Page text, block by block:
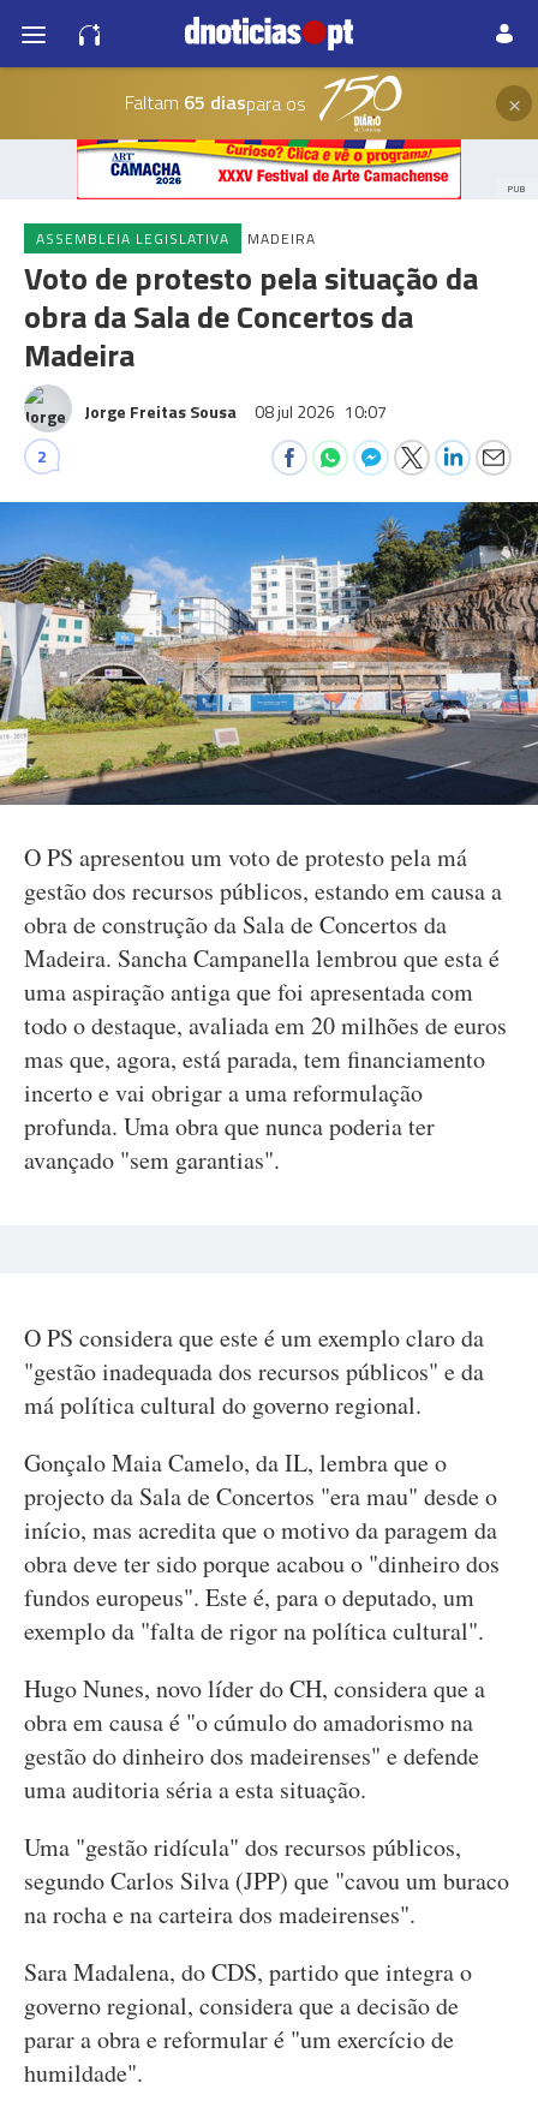
Faltam 65 diaspara os ×
PUB
ASSEMBLEIA LEGISLATIVA MADEIRA
Voto de protesto pela situação da
obra da Sala de Concertos da
Madeira
Jorge Freitas Sousa 08 jul 2026 10:07
2
O PS apresentou um voto de protesto pela má
gestão dos recursos públicos, estando em causa a
obra de construção da Sala de Concertos da
Madeira. Sancha Campanella lembrou que esta é
uma aspiração antiga que foi apresentada com
todo o destaque, avaliada em 20 milhões de euros
mas que, agora, está parada, tem financiamento
incerto e vai obrigar a uma reformulação
profunda. Uma obra que nunca poderia ter
avançado "sem garantias".
O PS considera que este é um exemplo claro da
"gestão inadequada dos recursos públicos" e da
má política cultural do governo regional.
Gonçalo Maia Camelo, da IL, lembra que o
projecto da Sala de Concertos "era mau" desde o
início, mas acredita que o motivo da paragem da
obra deve ter sido porque acabou o "dinheiro dos
fundos europeus". Este é, para o deputado, um
exemplo da "falta de rigor na política cultural".
Hugo Nunes, novo líder do CH, considera que a
obra em causa é "o cúmulo do amadorismo na
gestão do dinheiro dos madeirenses" e defende
uma auditoria séria a esta situação.
Uma "gestão ridícula" dos recursos públicos,
segundo Carlos Silva (JPP) que "cavou um buraco
na rocha e na carteira dos madeirenses".
Sara Madalena, do CDS, partido que integra o
governo regional, considera que a decisão de
parar a obra e reformular é "um exercício de
humildade".